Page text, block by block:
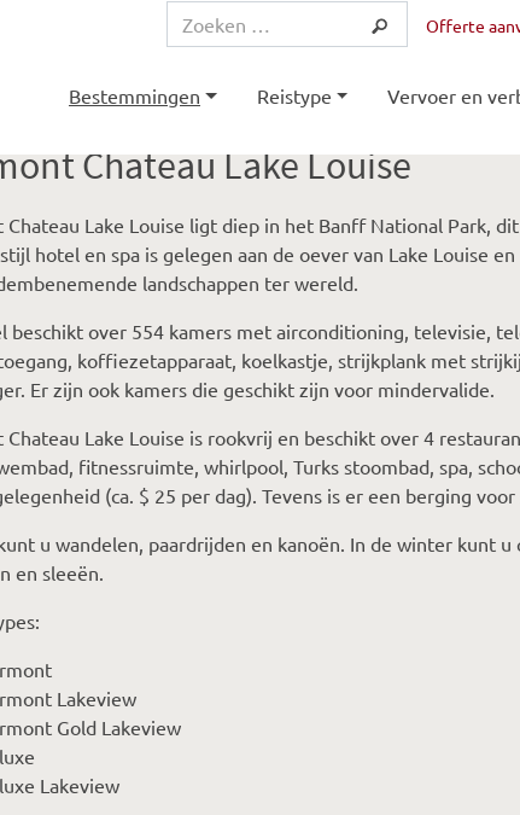
Offerte
Bestemmingen Reistype Vervoer en
Chateau Lake Louise
Chateau Lake Louise ligt diep in het Banff National Park,
hotel en spa is gelegen aan de oever van Lake Louise
landschappen ter wereld.
beschikt over 554 kamers met airconditioning, televisie,
koffiezetapparaat, koelkastje, strijkplank met
Er zijn ook kamers die geschikt zijn voor mindervalide.
Chateau Lake Louise is rookvrij en beschikt over 4
fitnessruimte, whirlpool, Turks stoombad, spa,
(ca. $ 25 per dag). Tevens is er een berging voor
u wandelen, paardrijden en kanoën. In de winter kunt u
en sleeën.
Lakeview
Gold Lakeview
Lakeview